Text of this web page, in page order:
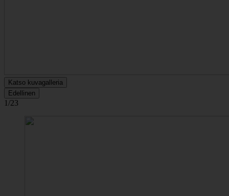
Katso kuvagalleria
Edellinen
1/23